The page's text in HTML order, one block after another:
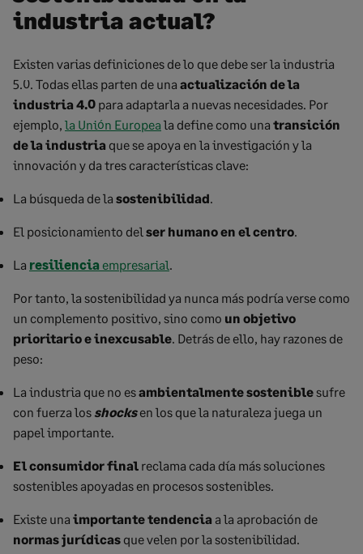
industria actual?
Existen varias definiciones de lo que debe ser la industria
5.0. Todas ellas parten de una actualización de la
industria 4.0 para adaptarla a nuevas necesidades. Por
ejemplo, la Unión Europea la define como una transición
de la industria que se apoya en la investigación y la
innovación y da tres características clave:
La búsqueda de la sostenibilidad
El posicionamiento del ser humano en el centro
La resiliencia empresarial
Por tanto, la sostenibilidad ya nunca más podría verse como
un complemento positivo, sino como un objetivo
prioritario e inexcusable . Detrás de ello, hay razones de
peso:
La industria que no esambientalmente sostenible sufre
con fuerza los shocks en los que la naturaleza juega un
papel importante.
El consumidor final reclama cada día más soluciones
sostenibles apoyadas en procesos sostenibles.
Existe una importante tendencia a la aprobación de
normas jurídicas que velen por la sostenibilidad.